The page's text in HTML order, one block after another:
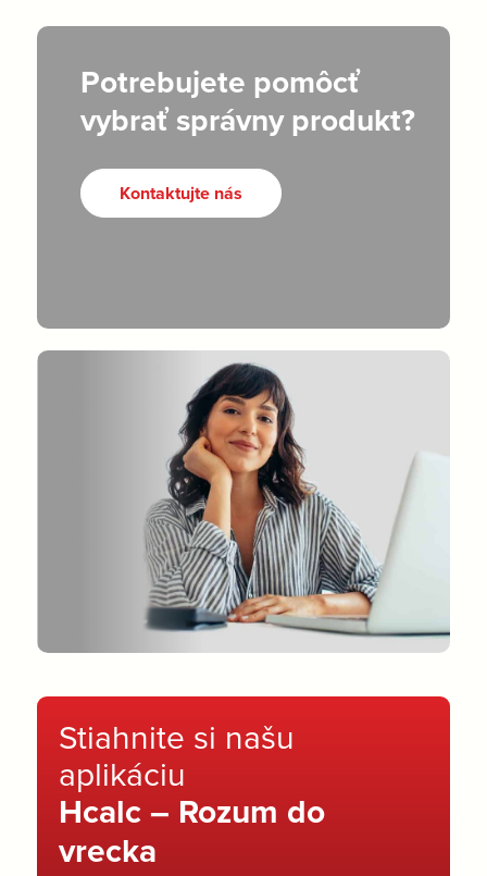
Potrebujete pomôcť
vybrať správny produkt?
Kontaktujte nás
Stiahnite si našu
aplikáciu
Hcalc – Rozum do
vrecka